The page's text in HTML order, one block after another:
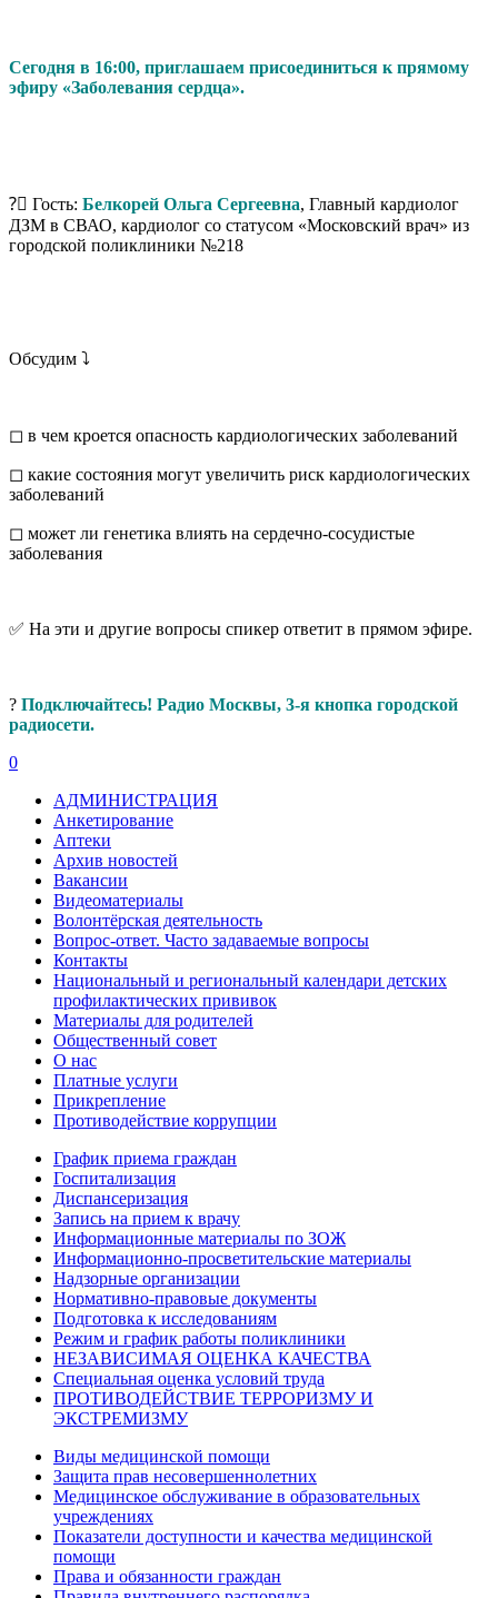
Сегодня в 16:00, приглашаем присоединиться к прямому
эфиру «Заболевания сердца».
?‍⚕ Гость: Белкорей Ольга Сергеевна, Главный кардиолог
ДЗМ в СВАО, кардиолог со статусом «Московский врач» из
городской поликлиники №218
Обсудим ⤵
◻ в чем кроется опасность кардиологических заболеваний
◻ какие состояния могут увеличить риск кардиологических
заболеваний
◻ может ли генетика влиять на сердечно-сосудистые
заболевания
✅ На эти и другие вопросы спикер ответит в прямом эфире.
? Подключайтесь! Радио Москвы, 3-я кнопка городской
радиосети.
0
АДМИНИСТРАЦИЯ
Анкетирование
Аптеки
Архив новостей
Вакансии
Видеоматериалы
Волонтёрская деятельность
Вопрос-ответ. Часто задаваемые вопросы
Контакты
Национальный и региональный календари детских
профилактических прививок
Материалы для родителей
Общественный совет
О нас
Платные услуги
Прикрепление
Противодействие коррупции
График приема граждан
Госпитализация
Диспансеризация
Запись на прием к врачу
Информационные материалы по ЗОЖ
Информационно-просветительские материалы
Надзорные организации
Нормативно-правовые документы
Подготовка к исследованиям
Режим и график работы поликлиники
НЕЗАВИСИМАЯ ОЦЕНКА КАЧЕСТВА
Специальная оценка условий труда
ПРОТИВОДЕЙСТВИЕ ТЕРРОРИЗМУ И
ЭКСТРЕМИЗМУ
Виды медицинской помощи
Защита прав несовершеннолетних
Медицинское обслуживание в образовательных
учреждениях
Показатели доступности и качества медицинской
помощи
Права и обязанности граждан